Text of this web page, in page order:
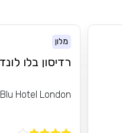
מלון
רדיסון בלו
Hotel London